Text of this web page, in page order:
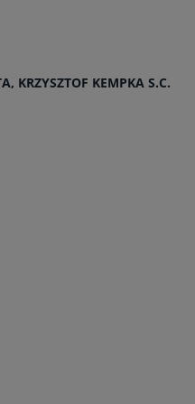
KRZYSZTOF KEMPKA S.C.